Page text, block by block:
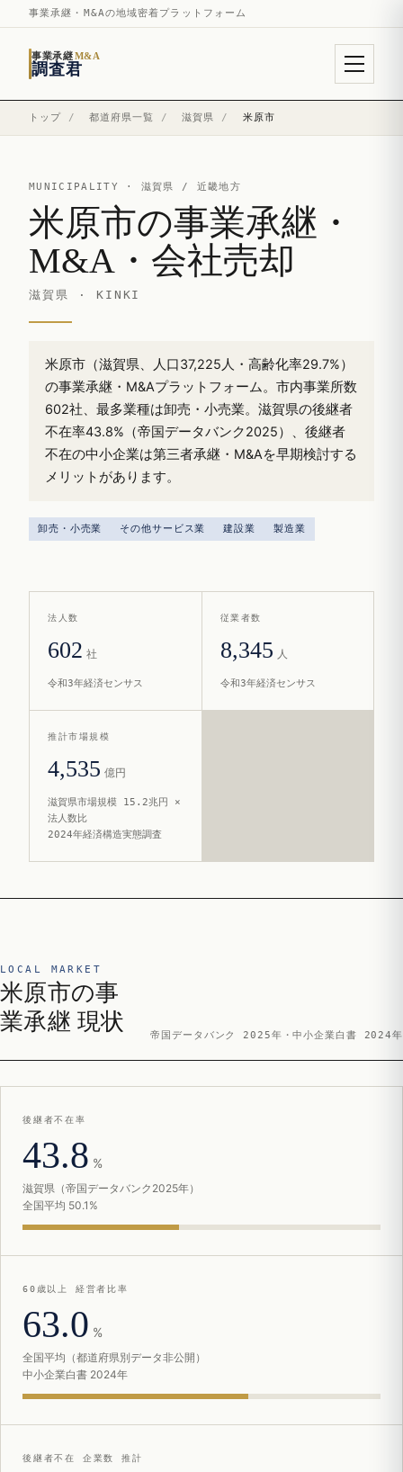
事業承継・M&Aの地域密着プラットフォーム
事業承継M&A
調査君
トップ / 都道府県一覧 / 滋賀県 / 米原市
MUNICIPALITY · 滋賀県 / 近畿地方
米原市の事業承継・
M&A・会社売却
滋賀県 · KINKI
米原市（滋賀県、人口37,225人・高齢化率29.7%）
の事業承継・M&Aプラットフォーム。市内事業所数
602社、最多業種は卸売・小売業。滋賀県の後継者
不在率43.8%（帝国データバンク2025）、後継者
不在の中小企業は第三者承継・M&Aを早期検討する
メリットがあります。
卸売・小売業 その他サービス業 建設業 製造業
法人数
602 社
令和3年経済センサス
従業者数
8,345 人
令和3年経済センサス
推計市場規模
4,535 億円
滋賀県市場規模 15.2兆円 ×
法人数比
2024年経済構造実態調査
LOCAL MARKET
米原市の事
業承継 現状
帝国データバンク 2025年・中小企業白書 2024年
後継者不在率
43.8 %
滋賀県（帝国データバンク2025年）
全国平均 50.1%
60歳以上 経営者比率
63.0 %
全国平均（都道府県別データ非公開）
中小企業白書 2024年
後継者不在 企業数 推計